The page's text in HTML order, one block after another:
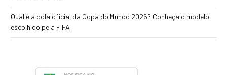
Qual é a bola oficial da Copa do Mundo 2026? Conheça o modelo
escolhido pela FIFA